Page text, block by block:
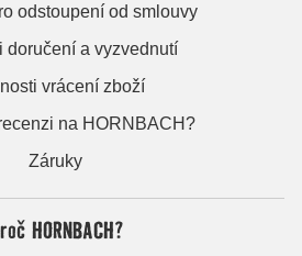
odstoupení od smlouvy
doručení a vyzvednutí
vrácení zboží
na HORNBACH?
Záruky
HORNBACH?